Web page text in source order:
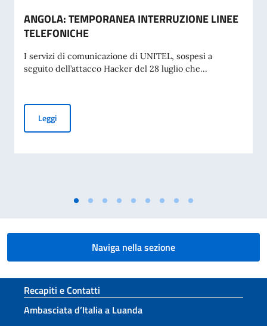
ANGOLA: TEMPORANEA INTERRUZIONE LINEE
TELEFONICHE
I servizi di comunicazione di UNITEL, sospesi a
seguito dell’attacco Hacker del 28 luglio che...
LeggiANGOLA: TEMPORANEA INTERRUZIONE LINEE
Naviga nella sezione
Sezione footer
Recapiti e Contatti
Ambasciata d’Italia a Luanda